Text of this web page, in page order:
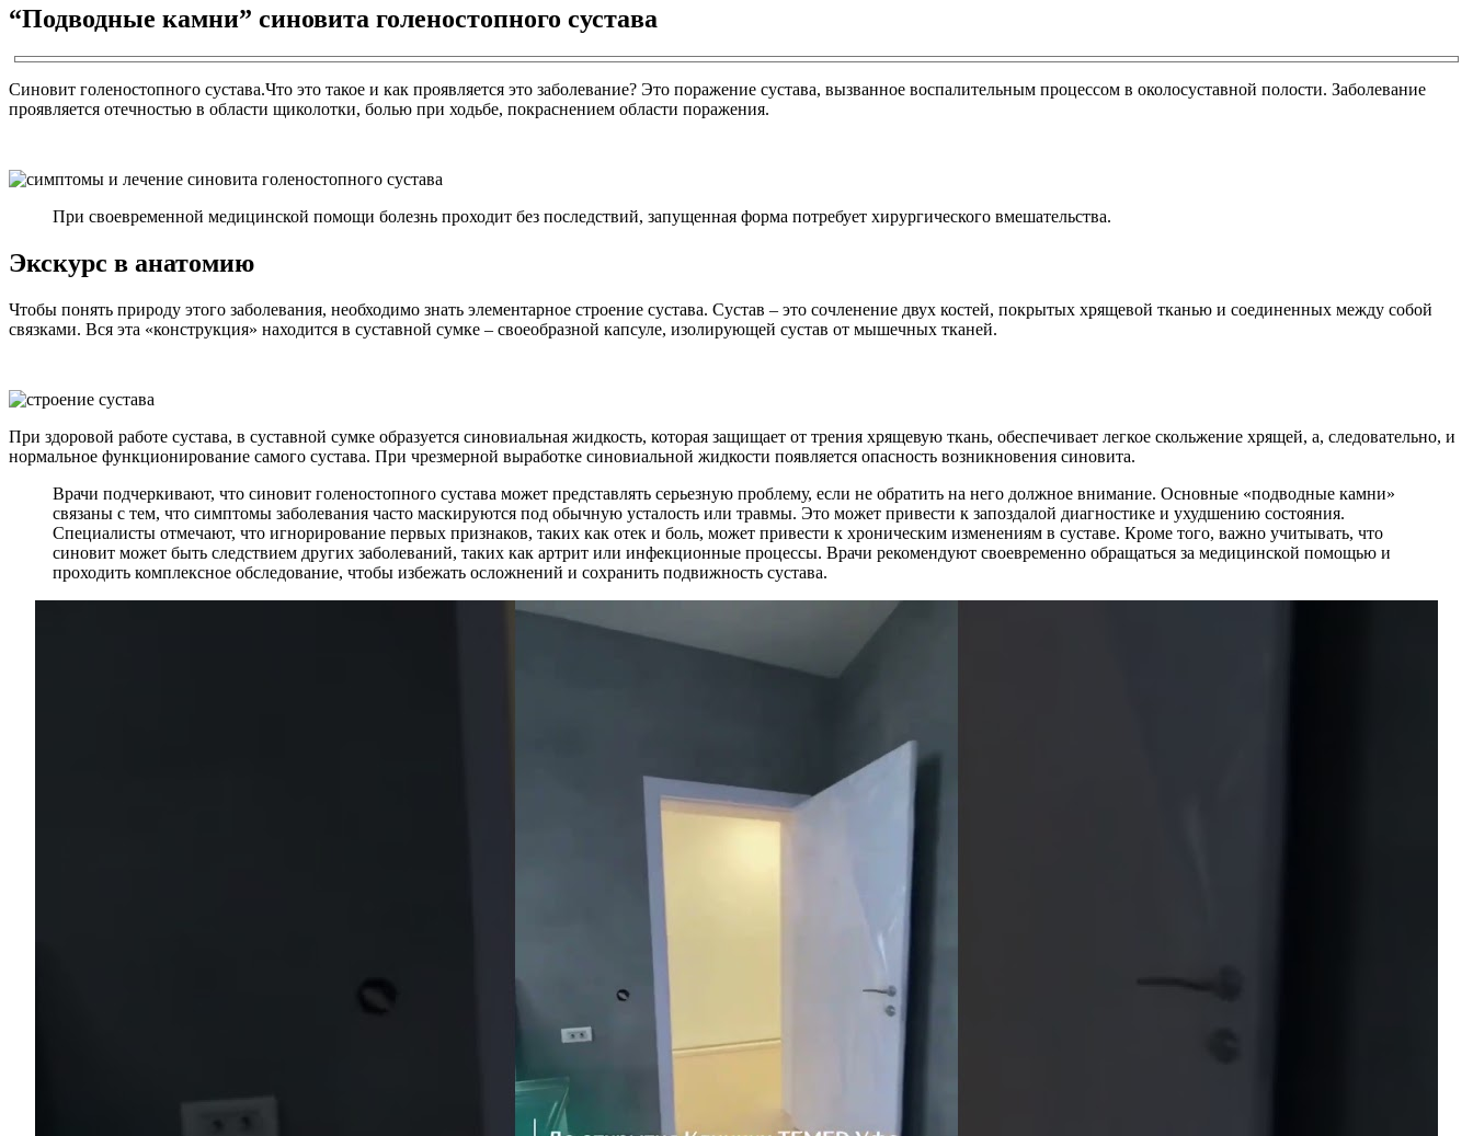
“Подводные камни” синовита голеностопного сустава
Синовит голеностопного сустава.Что это такое и как проявляется это заболевание? Это поражение сустава, вызванное воспалительным процессом в околосуставной полости. Заболевание
проявляется отечностью в области щиколотки, болью при ходьбе, покраснением области поражения.
При своевременной медицинской помощи болезнь проходит без последствий, запущенная форма потребует хирургического вмешательства.
Экскурс в анатомию
Чтобы понять природу этого заболевания, необходимо знать элементарное строение сустава. Сустав – это сочленение двух костей, покрытых хрящевой тканью и соединенных между собой
связками. Вся эта «конструкция» находится в суставной сумке – своеобразной капсуле, изолирующей сустав от мышечных тканей.
При здоровой работе сустава, в суставной сумке образуется синовиальная жидкость, которая защищает от трения хрящевую ткань, обеспечивает легкое скольжение хрящей, а, следовательно, и
нормальное функционирование самого сустава. При чрезмерной выработке синовиальной жидкости появляется опасность возникновения синовита.
Врачи подчеркивают, что синовит голеностопного сустава может представлять серьезную проблему, если не обратить на него должное внимание. Основные «подводные камни»
связаны с тем, что симптомы заболевания часто маскируются под обычную усталость или травмы. Это может привести к запоздалой диагностике и ухудшению состояния.
Специалисты отмечают, что игнорирование первых признаков, таких как отек и боль, может привести к хроническим изменениям в суставе. Кроме того, важно учитывать, что
синовит может быть следствием других заболеваний, таких как артрит или инфекционные процессы. Врачи рекомендуют своевременно обращаться за медицинской помощью и
проходить комплексное обследование, чтобы избежать осложнений и сохранить подвижность сустава.